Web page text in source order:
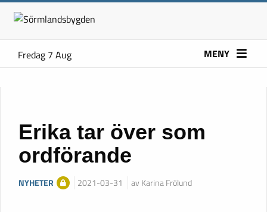
Fredag 7 Aug MENY
Erika tar över som
ordförande
NYHETER 2021-03-31 av Karina Frölund